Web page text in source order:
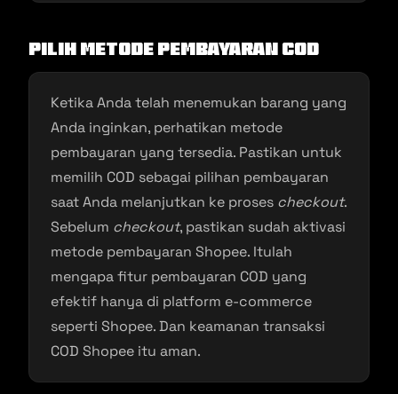
Pilih Metode Pembayaran COD
Ketika Anda telah menemukan barang yang
Anda inginkan, perhatikan metode
pembayaran yang tersedia. Pastikan untuk
memilih COD sebagai pilihan pembayaran
saat Anda melanjutkan ke proses checkout.
Sebelum checkout, pastikan sudah aktivasi
metode pembayaran Shopee. Itulah
mengapa fitur pembayaran COD yang
efektif hanya di platform e-commerce
seperti Shopee. Dan keamanan transaksi
COD Shopee itu aman.